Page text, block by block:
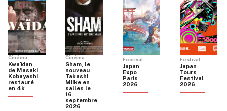
Cinéma
Kwaïdan
de Masaki
Kobayashi
restauré
en 4k
Cinéma
Sham, le
nouveau
Takashi
Miike en
salles le
16
septembre
2026
Festival
Japan
Expo
Paris
2026
Festival
Japan
Tours
Festival
2026